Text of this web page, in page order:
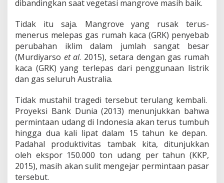
dibandingkan saat vegetasi mangrove masih baik.
Tidak itu saja. Mangrove yang rusak terus-
menerus melepas gas rumah kaca (GRK) penyebab
perubahan iklim dalam jumlah sangat besar
(Murdiyarso et al. 2015), setara dengan gas rumah
kaca (GRK) yang terlepas dari penggunaan listrik
dan gas seluruh Australia.
Tidak mustahil tragedi tersebut terulang kembali.
Proyeksi Bank Dunia (2013) menunjukkan bahwa
permintaan udang di Indonesia akan terus tumbuh
hingga dua kali lipat dalam 15 tahun ke depan.
Padahal produktivitas tambak kita, ditunjukkan
oleh ekspor 150.000 ton udang per tahun (KKP,
2015), masih akan sulit mengejar permintaan pasar
tersebut.